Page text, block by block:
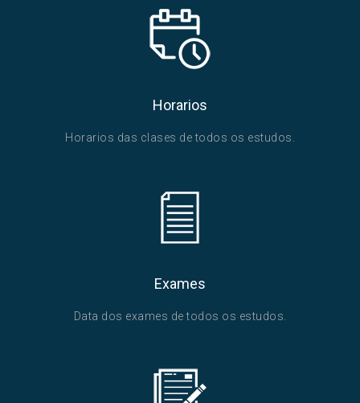
Horarios
Horarios das clases de todos os estudos.
Exames
Data dos exames de todos os estudos.